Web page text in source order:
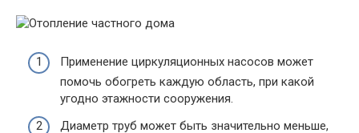
Применение циркуляционных насосов может
помочь обогреть каждую область, при какой
угодно этажности сооружения.
Диаметр труб может быть значительно меньше,